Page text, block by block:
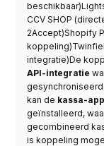
CCV SHOP
2Accept)Shopify
integratie)De
API-integratie
kan de kassa-
geïnstalleerd,
gecombineerd
is koppeling